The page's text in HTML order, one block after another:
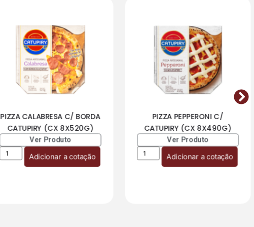
PIZZA CALABRESA C/ BORDA
CATUPIRY (CX 8X520G)
Ver Produto
Adicionar a cotação
PIZZA PEPPERONI C/
CATUPIRY (CX 8X490G)
Ver Produto
Adicionar a cotação